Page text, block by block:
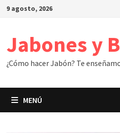
Saltar
9 agosto, 2026
Jabones y
¿Cómo hacer Jabón? Te
MENÚ